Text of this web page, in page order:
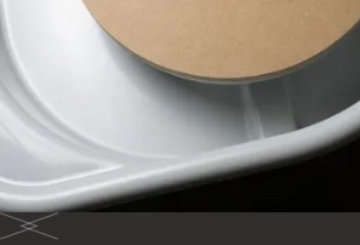
Slide 2 of 7.